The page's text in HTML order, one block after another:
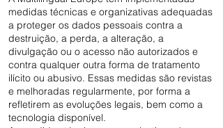
medidas técnicas e organizativas adequadas
a proteger os dados pessoais contra a
destruição, a perda, a alteração, a
divulgação ou o acesso não autorizados e
contra qualquer outra forma de tratamento
ilícito ou abusivo. Essas medidas são revistas
e melhoradas regularmente, por forma a
refletirem as evoluções legais, bem como a
tecnologia disponível.